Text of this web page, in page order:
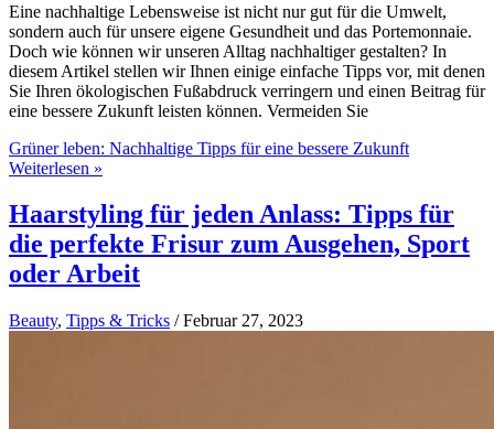
Eine nachhaltige Lebensweise ist nicht nur gut für die Umwelt,
sondern auch für unsere eigene Gesundheit und das Portemonnaie.
Doch wie können wir unseren Alltag nachhaltiger gestalten? In
diesem Artikel stellen wir Ihnen einige einfache Tipps vor, mit denen
Sie Ihren ökologischen Fußabdruck verringern und einen Beitrag für
eine bessere Zukunft leisten können. Vermeiden Sie
Grüner leben: Nachhaltige Tipps für eine bessere Zukunft
Weiterlesen »
Haarstyling für jeden Anlass: Tipps für
die perfekte Frisur zum Ausgehen, Sport
oder Arbeit
Beauty, Tipps & Tricks /Februar 27, 2023